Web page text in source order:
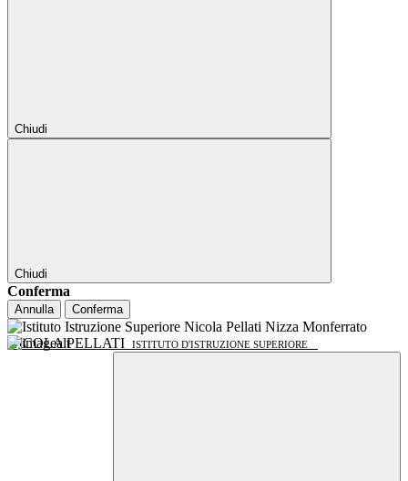
Chiudi
Chiudi
Conferma
Annulla Conferma
NICOLA PELLATI ISTITUTO D'ISTRUZIONE SUPERIORE